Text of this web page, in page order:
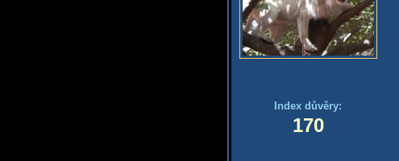
Index důvěry:
170